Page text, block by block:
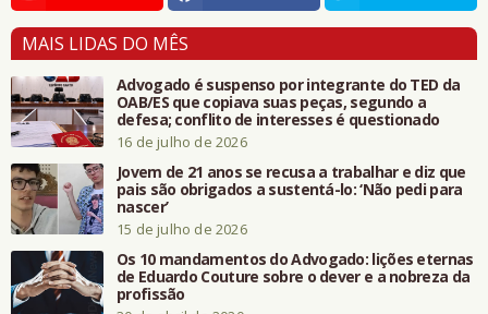
MAIS LIDAS DO MÊS
Advogado é suspenso por integrante do TED da
OAB/ES que copiava suas peças, segundo a
defesa; conflito de interesses é questionado
16 de julho de 2026
Jovem de 21 anos se recusa a trabalhar e diz que
pais são obrigados a sustentá-lo: ‘Não pedi para
nascer’
15 de julho de 2026
Os 10 mandamentos do Advogado: lições eternas
de Eduardo Couture sobre o dever e a nobreza da
profissão